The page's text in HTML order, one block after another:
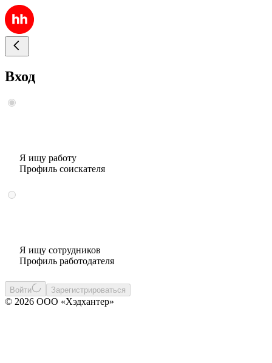
Вход
Я ищу работу
Профиль соискателя
Я ищу сотрудников
Профиль работодателя
Войти Зарегистрироваться
© 2026 ООО «Хэдхантер»